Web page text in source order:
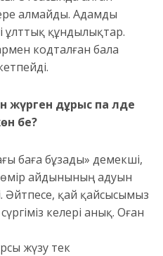
алмайды. Адамды
ұлттық құндылықтар.
кодталған бала
жүрген дұрыс па әлде
бе?
баға бұзады» демекші,
айдынының адуын
Әйтпесе, қай қайсысымыз
келері анық. Оған
жүзу тек